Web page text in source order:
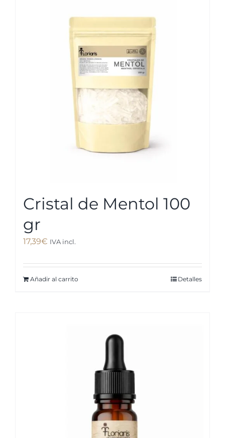
Cristal de Mentol 100
gr
17,39€ IVA incl.
Añadir al carrito Detalles